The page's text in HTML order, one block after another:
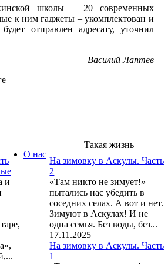
школы – 20 современных
к ним гаджеты – укомплектован и
отправлен адресату, уточнил
Василий Лаптев
и
Такая жизнь
На зимовку в Аскулы. Часть
2
«Там никто не зимует!» –
пытались нас убедить в
соседних селах. А вот и нет.
Зимуют в Аскулах! И не
одна семья. Без воды, без...
17.11.2025
На зимовку в Аскулы. Часть
1
О нас